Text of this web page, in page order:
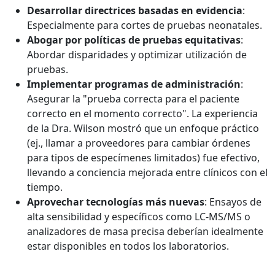
Desarrollar directrices basadas en evidencia:
Especialmente para cortes de pruebas neonatales.
Abogar por políticas de pruebas equitativas:
Abordar disparidades y optimizar utilización de
pruebas.
Implementar programas de administración:
Asegurar la "prueba correcta para el paciente
correcto en el momento correcto". La experiencia
de la Dra. Wilson mostró que un enfoque práctico
(ej., llamar a proveedores para cambiar órdenes
para tipos de especímenes limitados) fue efectivo,
llevando a conciencia mejorada entre clínicos con el
tiempo.
Aprovechar tecnologías más nuevas: Ensayos de
alta sensibilidad y específicos como LC-MS/MS o
analizadores de masa precisa deberían idealmente
estar disponibles en todos los laboratorios.